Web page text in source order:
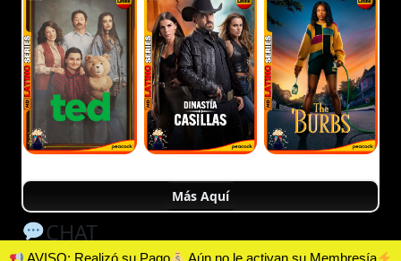
AVISO: Realizó su Pago Aún no le activan su Membresía
Más Aquí
CHAT